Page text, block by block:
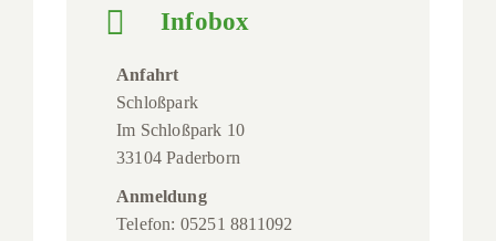
Infobox
Anfahrt
Schloßpark
Im Schloßpark 10
33104 Paderborn
Anmeldung
Telefon: 05251 8811092